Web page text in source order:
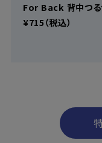
For Back 背中つる
¥715（税込）